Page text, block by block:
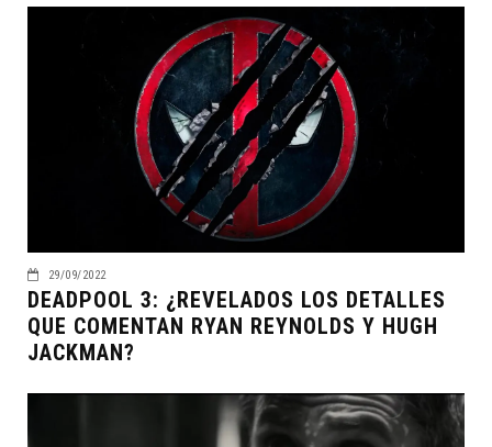
29/09/2022
DEADPOOL 3: ¿REVELADOS LOS DETALLES
QUE COMENTAN RYAN REYNOLDS Y HUGH
JACKMAN?